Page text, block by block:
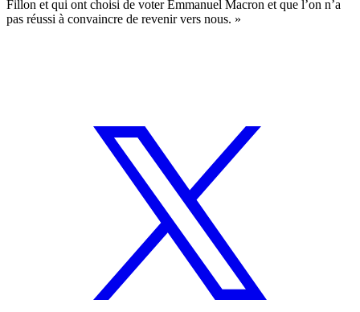
Fillon et qui ont choisi de voter Emmanuel Macron et que l’on n’a
pas réussi à convaincre de revenir vers nous. »